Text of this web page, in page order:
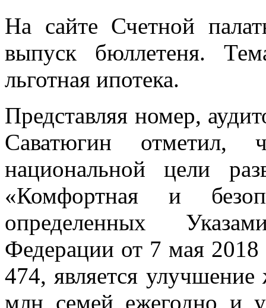
На сайте Счетной
выпуск бюллетеня.
льготная ипотека.
Представляя номер,
Саватюгин отметил,
национальной цели
«Комфортная и
определенных
Федерации от 7 мая
474, является
млн семей ежегодно и